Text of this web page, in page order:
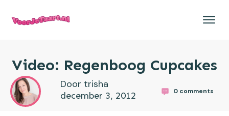
Video: Regenboog Cupcakes
Door trisha
december 3, 2012 0comments